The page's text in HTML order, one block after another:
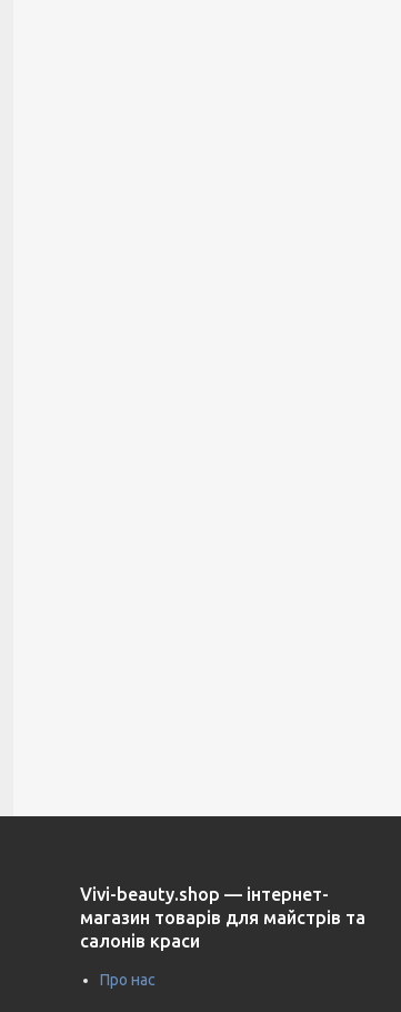
Vivi-beauty.shop — інтернет-
магазин товарів для майстрів та
салонів краси
Про нас